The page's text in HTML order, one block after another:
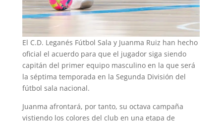
El C.D. Leganés Fútbol Sala y Juanma Ruiz han hecho
oficial el acuerdo para que el jugador siga siendo
capitán del primer equipo masculino en la que será
la séptima temporada en la Segunda División del
fútbol sala nacional.
Juanma afrontará, por tanto, su octava campaña
vistiendo los colores del club en una etapa de